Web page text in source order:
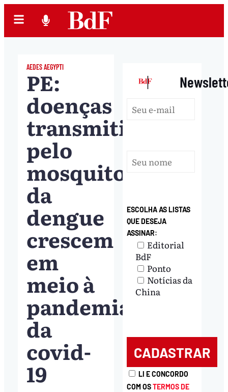
AEDES AEGYPTI
PE:
doenças
transmitidas
pelo
mosquito
da
dengue
crescem
em
meio à
pandemia
da
covid-
19
|
ESCOLHA AS LISTAS
QUE DESEJA
ASSINAR:
Editorial
BdF
Ponto
Notícias da
China
LI E CONCORDO
COM OSTERMOS DE